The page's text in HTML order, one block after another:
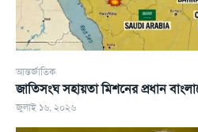
আন্তর্জাতিক
জাতিসংঘ সহায়তা মিশনের প্রধান
জুলাই ১৬, ২০২৬